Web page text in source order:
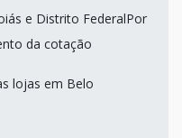
e Distrito FederalPor
da cotação
lojas em Belo